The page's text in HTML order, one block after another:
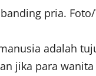
pria.
adalah
jika para